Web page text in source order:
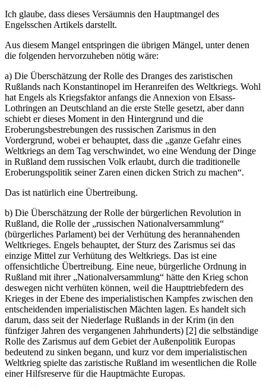
Ich glaube, dass dieses Versäumnis den Hauptmangel des
Engelsschen Artikels darstellt.
Aus diesem Mangel entspringen die übrigen Mängel, unter denen
die folgenden hervorzuheben nötig wäre:
a) Die Überschätzung der Rolle des Dranges des zaristischen
Rußlands nach Konstantinopel im Heranreifen des Weltkriegs. Wohl
hat Engels als Kriegsfaktor anfangs die Annexion von Elsass-
Lothringen an Deutschland an die erste Stelle gesetzt, aber dann
schiebt er dieses Moment in den Hintergrund und die
Eroberungsbestrebungen des russischen Zarismus in den
Vordergrund, wobei er behauptet, dass die „ganze Gefahr eines
Weltkriegs an dem Tag verschwindet, wo eine Wendung der Dinge
in Rußland dem russischen Volk erlaubt, durch die traditionelle
Eroberungspolitik seiner Zaren einen dicken Strich zu machen“.
Das ist natürlich eine Übertreibung.
b) Die Überschätzung der Rolle der bürgerlichen Revolution in
Rußland, die Rolle der „russischen Nationalversammlung“
(bürgerliches Parlament) bei der Verhütung des herannahenden
Weltkrieges. Engels behauptet, der Sturz des Zarismus sei das
einzige Mittel zur Verhütung des Weltkriegs. Das ist eine
offensichtliche Übertreibung. Eine neue, bürgerliche Ordnung in
Rußland mit ihrer „Nationalversammlung“ hätte den Krieg schon
deswegen nicht verhüten können, weil die Haupttriebfedern des
Krieges in der Ebene des imperialistischen Kampfes zwischen den
entscheidenden imperialistischen Mächten lagen. Es handelt sich
darum, dass seit der Niederlage Rußlands in der Krim (in den
fünfziger Jahren des vergangenen Jahrhunderts) [2] die selbständige
Rolle des Zarismus auf dem Gebiet der Außenpolitik Europas
bedeutend zu sinken begann, und kurz vor dem imperialistischen
Weltkrieg spielte das zaristische Rußland im wesentlichen die Rolle
einer Hilfsreserve für die Hauptmächte Europas.